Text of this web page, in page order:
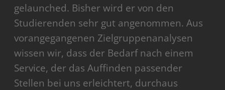
gelaunched. Bisher wird er von den
Studierenden sehr gut angenommen. Aus
vorangegangenen Zielgruppenanalysen
wissen wir, dass der Bedarf nach einem
Service, der das Auffinden passender
Stellen bei uns erleichtert, durchaus